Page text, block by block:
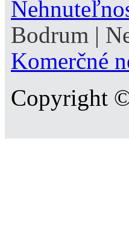
Bodrum |
Komerčné
Copyright